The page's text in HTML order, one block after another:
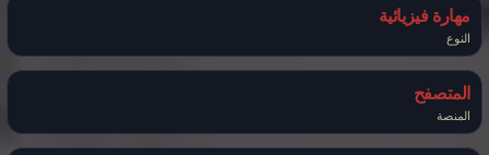
مهارة فيزيائية
النوع
المتصفح
المنصة